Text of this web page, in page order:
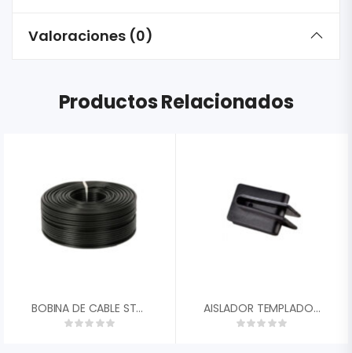
Valoraciones (0)
Productos Relacionados
BOBINA DE CABLE STC COAXIAL RG59 100MTS STC-RG59-100 AISLADOR TEMPLADOR NEGRO SIN GANCHO HG-HS